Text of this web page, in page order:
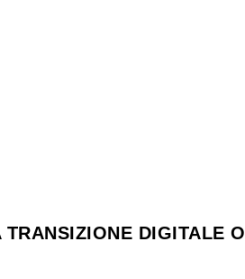
DIGITALE O